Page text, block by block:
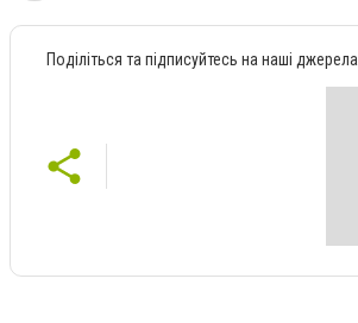
Поділіться та підписуйтесь на наші джерела